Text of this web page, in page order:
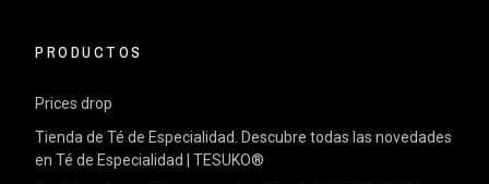
PRODUCTOS
Prices drop
Tienda de Té de Especialidad. Descubre todas las novedades
en Té de Especialidad | TESUKO®